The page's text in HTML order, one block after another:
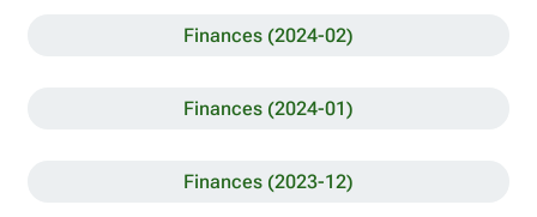
Finances (2024-02)
Finances (2024-01)
Finances (2023-12)